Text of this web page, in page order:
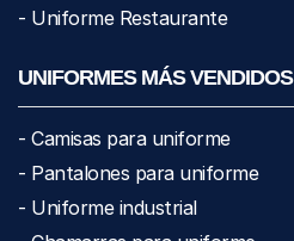
- Uniforme Restaurante
UNIFORMES MÁS VENDIDOS
- Camisas para uniforme
- Pantalones para uniforme
- Uniforme industrial